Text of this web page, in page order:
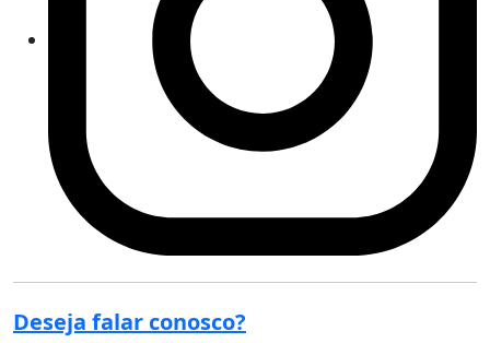
Deseja falar conosco?